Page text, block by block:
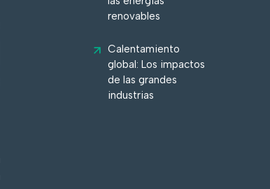
renovables
Calentamiento
global: Los impactos
de las grandes
industrias